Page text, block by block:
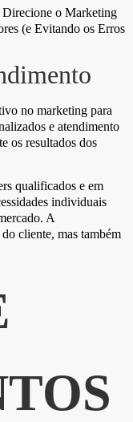
no marketing para
e atendimento
os resultados dos
qualificados e em
individuais
A
cliente, mas também